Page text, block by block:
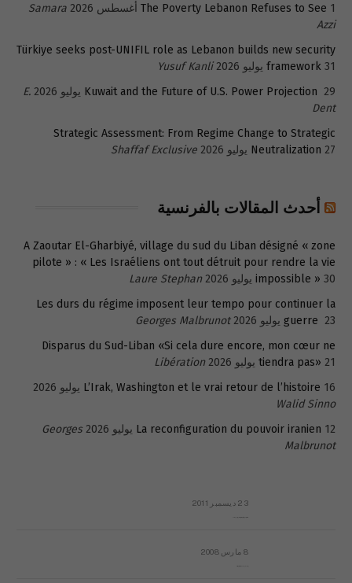
The Poverty Lebanon Refuses to See 1 أغسطس 2026
Samara
Azzi
Türkiye seeks post-UNIFIL role as Lebanon builds new security
framework 31 يوليو 2026
Yusuf Kanli
Kuwait and the Future of U.S. Power Projection 29 يوليو 2026
E.
Dent
Strategic Assessment: From Regime Change to Strategic
Neutralization 27 يوليو 2026 Shaffaf Exclusive
أحدث المقالات بالفرنسية
A Zaoutar El-Gharbiyé, village du sud du Liban désigné « zone
pilote » : « Les Israéliens ont tout détruit pour rendre la vie
impossible » 30 يوليو 2026
Laure Stephan
Les durs du régime imposent leur tempo pour continuer la
guerre 23 يوليو 2026
Georges Malbrunot
Disparus du Sud-Liban «Si cela dure encore, mon cœur ne
tiendra pas» 21 يوليو 2026
Libération
L’Irak, Washington et le vrai retour de l’histoire 16 يوليو 2026
Walid Sinno
La reconfiguration du pouvoir iranien 12 يوليو 2026
Georges
Malbrunot
23 ديسمبر 2011
8 مارس 2008